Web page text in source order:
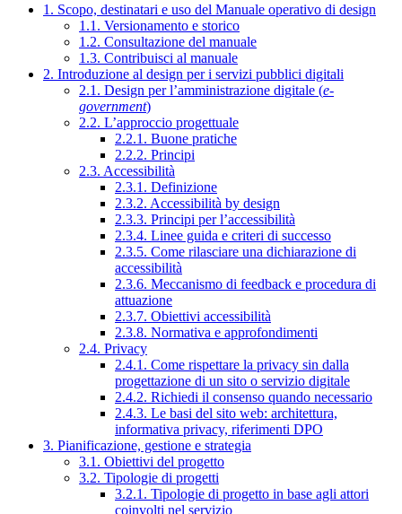
1. Scopo, destinatari e uso del Manuale operativo di design
1.1. Versionamento e storico
1.2. Consultazione del manuale
1.3. Contribuisci al manuale
2. Introduzione al design per i servizi pubblici digitali
2.1. Design per l’amministrazione digitale (e-
government)
2.2. L’approccio progettuale
2.2.1. Buone pratiche
2.2.2. Principi
2.3. Accessibilità
2.3.1. Definizione
2.3.2. Accessibilità by design
2.3.3. Principi per l’accessibilità
2.3.4. Linee guida e criteri di successo
2.3.5. Come rilasciare una dichiarazione di
accessibilità
2.3.6. Meccanismo di feedback e procedura di
attuazione
2.3.7. Obiettivi accessibilità
2.3.8. Normativa e approfondimenti
2.4. Privacy
2.4.1. Come rispettare la privacy sin dalla
progettazione di un sito o servizio digitale
2.4.2. Richiedi il consenso quando necessario
2.4.3. Le basi del sito web: architettura,
informativa privacy, riferimenti DPO
3. Pianificazione, gestione e strategia
3.1. Obiettivi del progetto
3.2. Tipologie di progetti
3.2.1. Tipologie di progetto in base agli attori
coinvolti nel servizio